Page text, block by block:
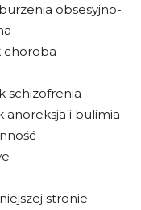
obsesyjno-
choroba
schizofrenia
anoreksja i bulimia
stronie